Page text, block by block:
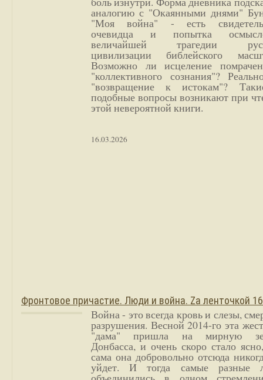
аналогию с "Окаянными днями"
"Моя война" - есть
очевидца и попытка
величайшей трагедии
цивилизации библейского
Возможно ли исцеление
"коллективного сознания"?
"возвращение к истокам"?
подобные вопросы возникают при
этой невероятной книги.
16.03.2026
Фронтовое причастие. Люди и война. Zа ленточкой
Война - это всегда кровь и слезы,
разрушения. Весной 2014-го эта
"дама" пришла на мирную
Донбасса, и очень скоро стало
сама она добровольно отсюда
уйдет. И тогда самые разные